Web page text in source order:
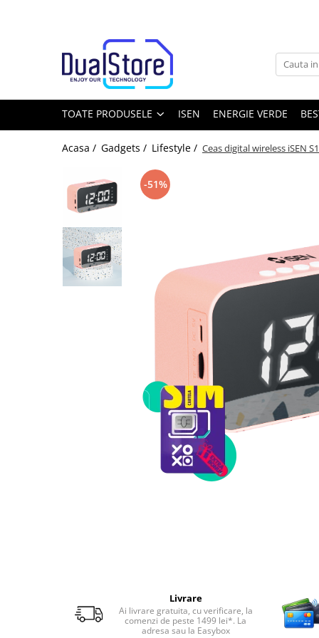
Producatori Telefoane Mobila
Telefoane mobile
Toate ( smart si clasice )
Telefoane cu proiector video
Telefoane (Smartphone) 5G
Telefoane cu camera termica
Telefoane clasice
Piese si accesorii telefoane mobile
Telefoane mobile Xiaomi
Telefoane mobile AGM
TOATE PRODUSELE ISEN ENERGIE VERDE
Acasa / Gadgets / Lifestyle / Ceas digital wireless iSEN
-51%
Livrare
Ai livrare gratuita, cu verificare, la
comenzi de peste 1499 lei*. La
adresa sau la Easybox